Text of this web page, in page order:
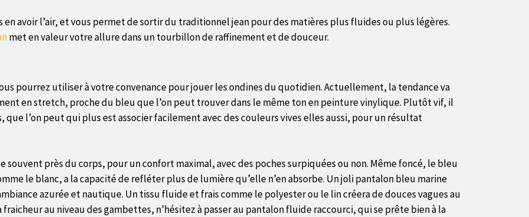
avoir l’air, et vous permet de sortir du traditionnel jean pour des matières plus fluides ou plus légères.
met en valeur votre allure dans un tourbillon de raffinement et de douceur.
pourrez utiliser à votre convenance pour jouer les ondines du quotidien. Actuellement, la tendance va
en stretch, proche du bleu que l’on peut trouver dans le même ton en peinture vinylique. Plutôt vif, il
l’on peut qui plus est associer facilement avec des couleurs vives elles aussi, pour un résultat
près du corps, pour un confort maximal, avec des poches surpiquées ou non. Même foncé, le bleu
le blanc, a la capacité de refléter plus de lumière qu’elle n’en absorbe. Un joli pantalon bleu marine
azurée et nautique. Un tissu fluide et frais comme le polyester ou le lin créera de douces vagues au
au niveau des gambettes, n’hésitez à passer au pantalon fluide raccourci, qui se prête bien à la